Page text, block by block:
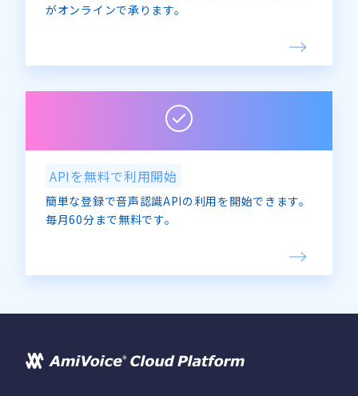
がオンラインで承ります。
APIを無料で利用開始
簡単な登録で音声認識APIの利用を開始できます。
毎月60分まで無料です。